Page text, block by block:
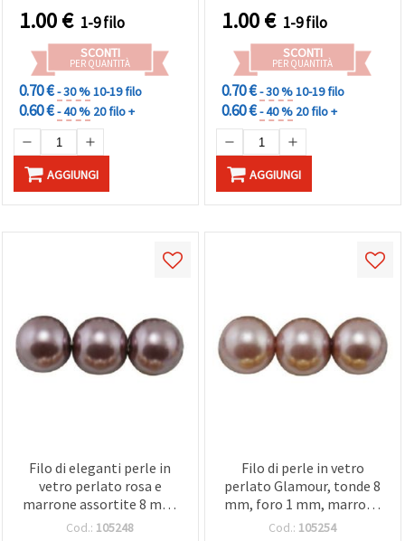
1.00€ 1-9 filo
SCONTI
PER QUANTITÀ
0.70 €- 30 %10-19 filo
0.60 €- 40 % 20 filo +
AGGIUNGI
1.00€ 1-9 filo
SCONTI
PER QUANTITÀ
0.70 €- 30 %10-19 filo
0.60 €- 40 % 20 filo +
AGGIUNGI
Filo di eleganti perle in
vetro perlato rosa e
marrone assortite 8 mm,
foro 1 mm - perfette,
Cod.: 105248
Filo di perle in vetro
perlato Glamour, tonde 8
mm, foro 1 mm, marrone
lattiginoso, ±80 cm, ca.
Cod.: 105254